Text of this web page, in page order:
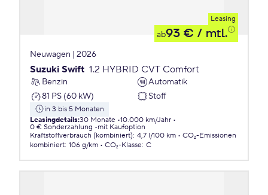
Leasing
ab93 € / mtl.
Neuwagen | 2026
Suzuki Swift 1.2 HYBRID CVT Comfort
Benzin
Automatik
81 PS (60 kW)
Stoff
in 3 bis 5 Monaten
Leasingdetails:30 Monate 10.000 km/Jahr
0 € Sonderzahlung
mit Kaufoption
Kraftstoffverbrauch (kombiniert): 4,7 l/100 km
CO₂-Emissionen
kombiniert: 106 g/km CO₂-Klasse: C